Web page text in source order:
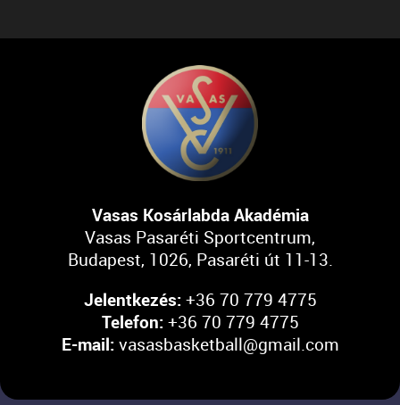
Vasas Kosárlabda Akadémia
Vasas Pasaréti Sportcentrum,
Budapest, 1026, Pasaréti út 11-13.
Jelentkezés: +36 70 779 4775
Telefon: +36 70 779 4775
E-mail: vasasbasketball@gmail.com